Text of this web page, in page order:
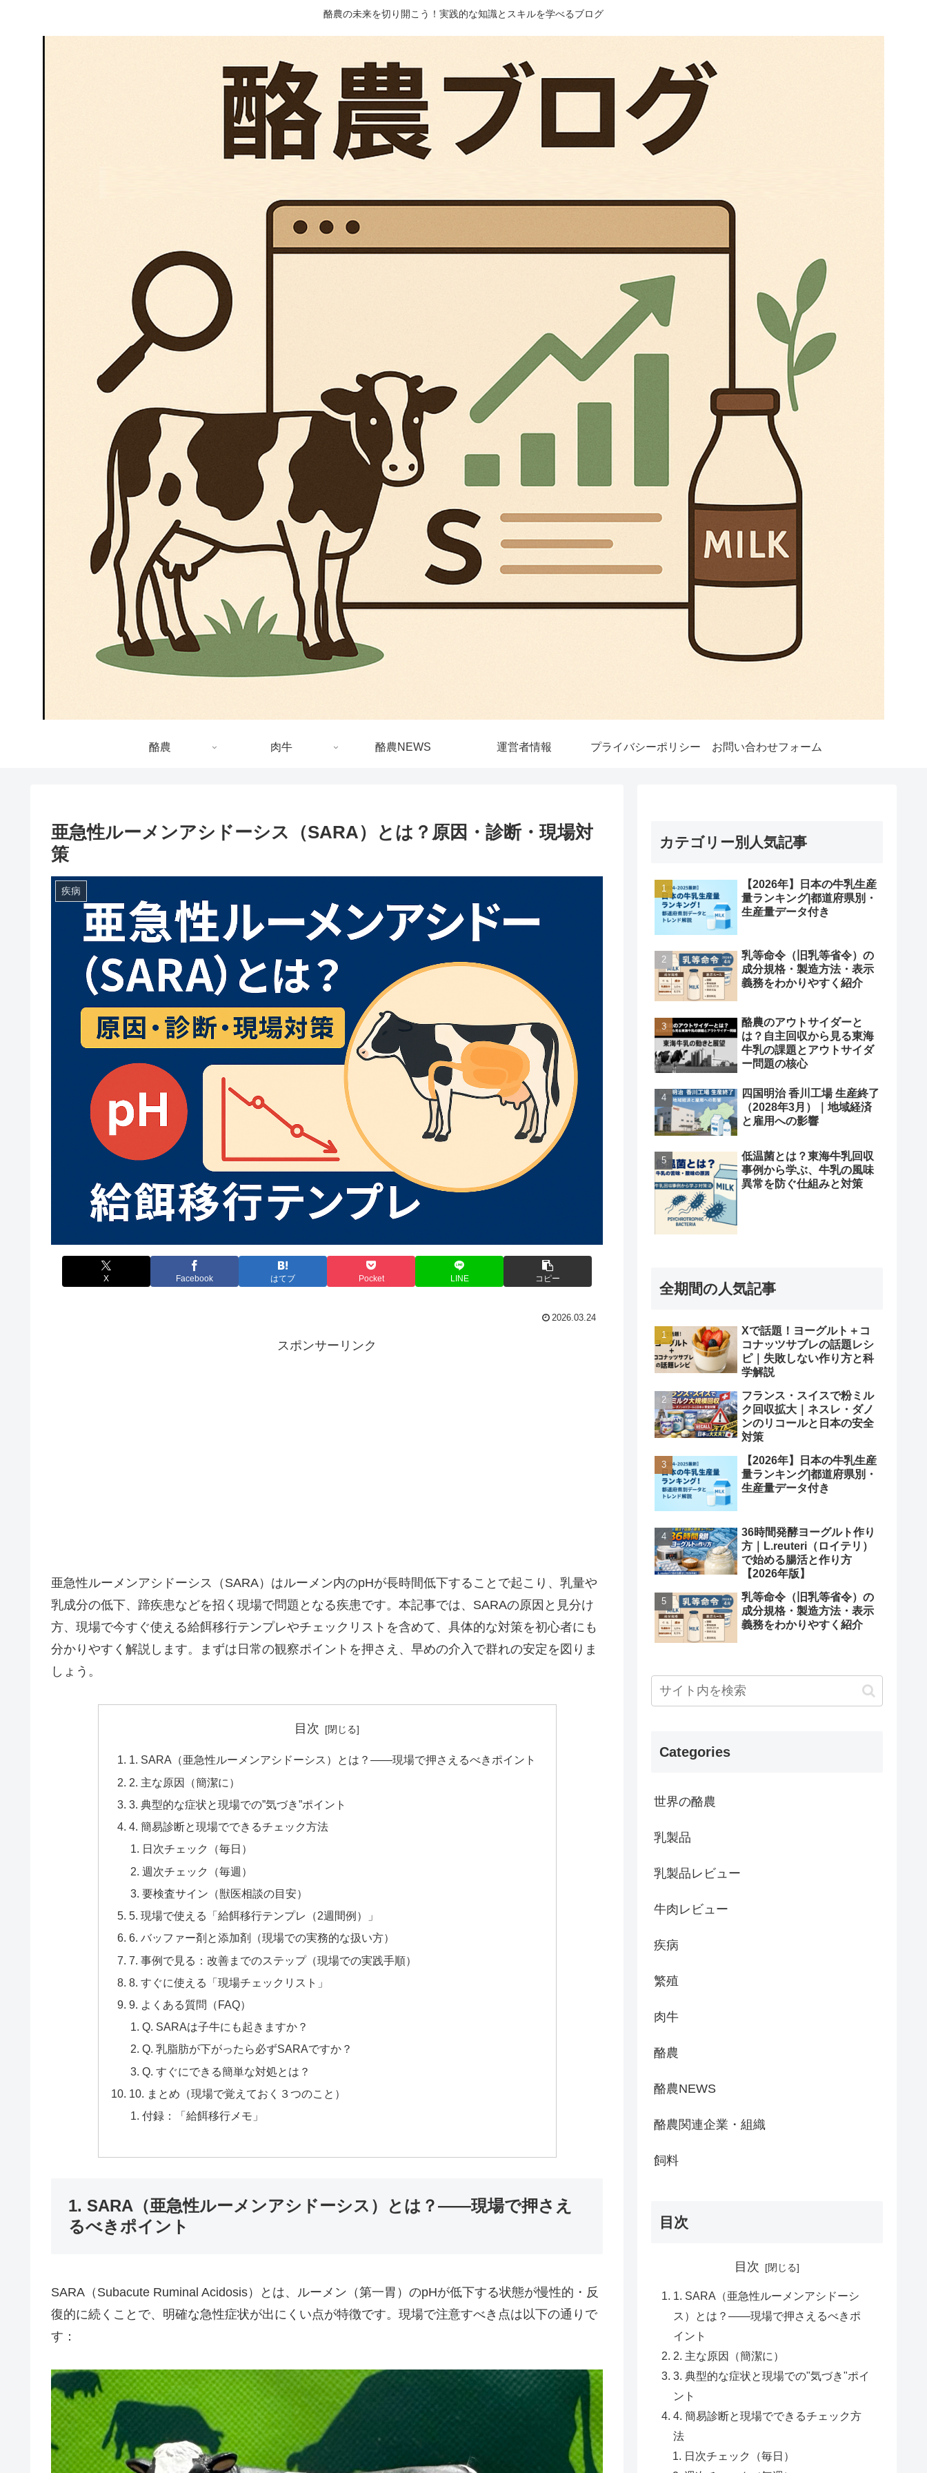
酪農の未来を切り開こう！実践的な知識とスキルを学べるブログ
酪農 肉牛 酪農NEWS 運営者情報 プライバシーポリシー お問い合わせフォーム
亜急性ルーメンアシドーシス（SARA）とは？原因・診断・現場対
策
疾病
X Facebook はてブ Pocket LINE コピー
2026.03.24
スポンサーリンク
亜急性ルーメンアシドーシス（SARA）はルーメン内のpHが長時間低下することで起こり、乳量や
乳成分の低下、蹄疾患などを招く現場で問題となる疾患です。本記事では、SARAの原因と見分け
方、現場で今すぐ使える給餌移行テンプレやチェックリストを含めて、具体的な対策を初心者にも
分かりやすく解説します。まずは日常の観察ポイントを押さえ、早めの介入で群れの安定を図りま
しょう。
目次
1. SARA（亜急性ルーメンアシドーシス）とは？——現場で押さえるべきポイント
2. 主な原因（簡潔に）
3. 典型的な症状と現場での”気づき”ポイント
4. 簡易診断と現場でできるチェック方法
日次チェック（毎日）
週次チェック（毎週）
要検査サイン（獣医相談の目安）
5. 現場で使える「給餌移行テンプレ（2週間例）」
6. バッファー剤と添加剤（現場での実務的な扱い方）
7. 事例で見る：改善までのステップ（現場での実践手順）
8. すぐに使える「現場チェックリスト」
9. よくある質問（FAQ）
Q. SARAは子牛にも起きますか？
Q. 乳脂肪が下がったら必ずSARAですか？
Q. すぐにできる簡単な対処とは？
10. まとめ（現場で覚えておく３つのこと）
付録：「給餌移行メモ」
1. SARA（亜急性ルーメンアシドーシス）とは？——現場で押さえ
るべきポイント
SARA（Subacute Ruminal Acidosis）とは、ルーメン（第一胃）のpHが低下する状態が慢性的・反
復的に続くことで、明確な急性症状が出にくい点が特徴です。現場で注意すべき点は以下の通りで
す：
カテゴリー別人気記事
【2026年】日本の牛乳生産
量ランキング|都道府県別・
生産量データ付き
乳等命令（旧乳等省令）の
成分規格・製造方法・表示
義務をわかりやすく紹介
酪農のアウトサイダーと
は？自主回収から見る東海
牛乳の課題とアウトサイダ
ー問題の核心
四国明治 香川工場 生産終了
（2028年3月）｜地域経済
と雇用への影響
低温菌とは？東海牛乳回収
事例から学ぶ、牛乳の風味
異常を防ぐ仕組みと対策
全期間の人気記事
Xで話題！ヨーグルト＋コ
コナッツサブレの話題レシ
ピ｜失敗しない作り方と科
学解説
フランス・スイスで粉ミル
ク回収拡大｜ネスレ・ダノ
ンのリコールと日本の安全
対策
【2026年】日本の牛乳生産
量ランキング|都道府県別・
生産量データ付き
36時間発酵ヨーグルト作り
方｜L.reuteri（ロイテリ）
で始める腸活と作り方
【2026年版】
乳等命令（旧乳等省令）の
成分規格・製造方法・表示
義務をわかりやすく紹介
Categories
世界の酪農
乳製品
乳製品レビュー
牛肉レビュー
疾病
繁殖
肉牛
酪農
酪農NEWS
酪農関連企業・組織
飼料
目次
目次
1. SARA（亜急性ルーメンアシドーシ
ス）とは？——現場で押さえるべきポ
イント
2. 主な原因（簡潔に）
3. 典型的な症状と現場での"気づき"ポイ
ント
4. 簡易診断と現場でできるチェック方
法
日次チェック（毎日）